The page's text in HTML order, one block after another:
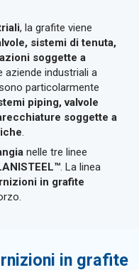
, la grafite viene
sistemi di tenuta,
soggette a
aziende industriali a
particolarmente
piping, valvole
soggette a
nelle tre linee
. La linea
in grafite
in grafite